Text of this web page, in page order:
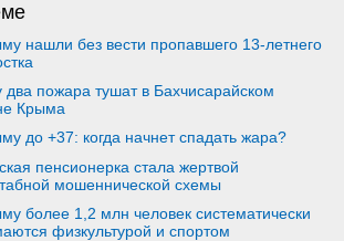
нашли без вести пропавшего 13-летнего
два пожара тушат в Бахчисарайском
Крыма
до +37: когда начнет спадать жара?
пенсионерка стала жертвой
мошеннической схемы
более 1,2 млн человек систематически
физкультурой и спортом